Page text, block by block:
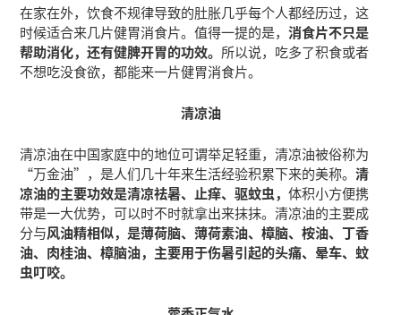
在家在外，饮食不规律导致的肚胀几乎每个人都经历过，这
时候适合来几片健胃消食片。值得一提的是，消食片不只是
帮助消化，还有健脾开胃的功效。 所以说，吃多了积食或者
不想吃没食欲，都能来一片健胃消食片。
清凉油
清凉油在中国家庭中的地位可谓举足轻重，清凉油被俗称为
“万金油”，是人们几十年来生活经验积累下来的美称。清
凉油的主要功效是清凉祛暑、止痒、驱蚊虫，体积小方便携
带是一大优势，可以时不时就拿出来抹抹。清凉油的主要成
分与风油精相似，是薄荷脑、薄荷素油、樟脑、桉油、丁香
油、肉桂油、樟脑油，主要用于伤暑引起的头痛、晕车、蚊
虫叮咬。